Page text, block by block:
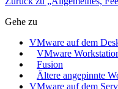
Gehe zu
VMware auf dem
VMware
Fusion
Ältere angepinnte
VMware auf dem